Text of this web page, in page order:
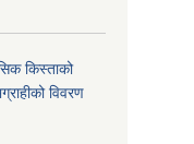
किस्ताको
विवरण